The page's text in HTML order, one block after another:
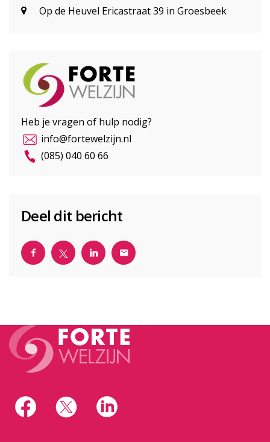
Op de Heuvel Ericastraat 39 in Groesbeek
Heb je vragen of hulp nodig?
info@fortewelzijn.nl
(085) 040 60 66
Deel dit bericht